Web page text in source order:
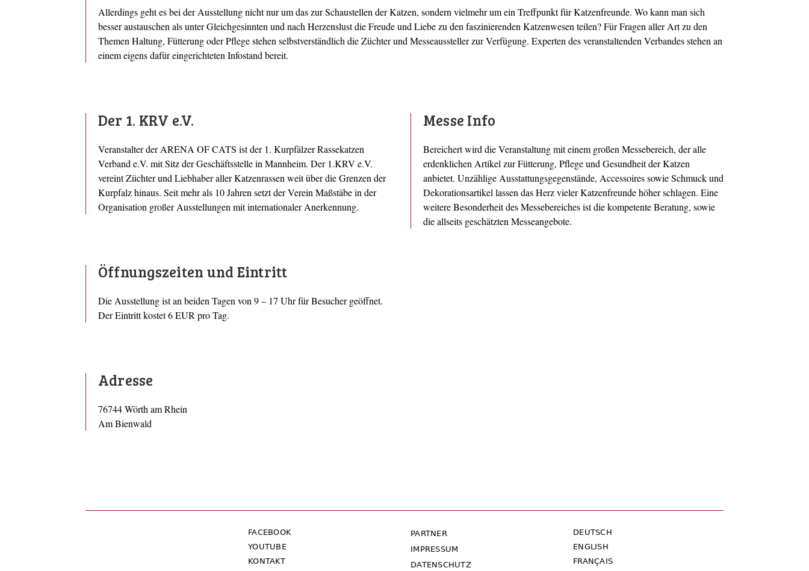
Allerdings geht es bei der Ausstellung nicht nur um das zur Schaustellen der Katzen, sondern vielmehr um ein Treffpunkt für Katzenfreunde. Wo kann man sich
besser austauschen als unter Gleichgesinnten und nach Herzenslust die Freude und Liebe zu den faszinierenden Katzenwesen teilen? Für Fragen aller Art zu den
Themen Haltung, Fütterung oder Pflege stehen selbstverständlich die Züchter und Messeaussteller zur Verfügung. Experten des veranstaltenden Verbandes stehen an
einem eigens dafür eingerichteten Infostand bereit.
Der 1. KRV e.V.
Veranstalter der ARENA OF CATS ist der 1. Kurpfälzer Rassekatzen
Verband e.V. mit Sitz der Geschäftsstelle in Mannheim. Der 1.KRV e.V.
vereint Züchter und Liebhaber aller Katzenrassen weit über die Grenzen der
Kurpfalz hinaus. Seit mehr als 10 Jahren setzt der Verein Maßstäbe in der
Organisation großer Ausstellungen mit internationaler Anerkennung.
Öffnungszeiten und Eintritt
Die Ausstellung ist an beiden Tagen von 9 – 17 Uhr für Besucher geöffnet.
Der Eintritt kostet 6 EUR pro Tag.
Adresse
76744 Wörth am Rhein
Am Bienwald
Messe Info
Bereichert wird die Veranstaltung mit einem großen Messebereich, der alle
erdenklichen Artikel zur Fütterung, Pflege und Gesundheit der Katzen
anbietet. Unzählige Ausstattungsgegenstände, Accessoires sowie Schmuck und
Dekorationsartikel lassen das Herz vieler Katzenfreunde höher schlagen. Eine
weitere Besonderheit des Messebereiches ist die kompetente Beratung, sowie
die allseits geschätzten Messeangebote.
FACEBOOK
YOUTUBE
KONTAKT
PARTNER
IMPRESSUM
DATENSCHUTZ
DEUTSCH
ENGLISH
FRANÇAIS